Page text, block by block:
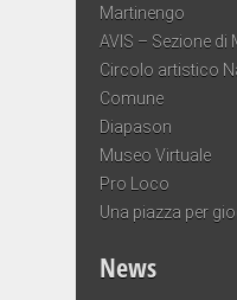
Martinengo
AVIS – Sezione di
Circolo artistico
Comune
Diapason
Museo Virtuale
Pro Loco
Una piazza per
News